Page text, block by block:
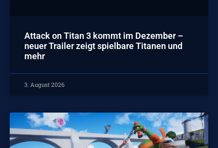
Attack on Titan 3 kommt im Dezember –
neuer Trailer zeigt spielbare Titanen und
mehr
3. August 2026